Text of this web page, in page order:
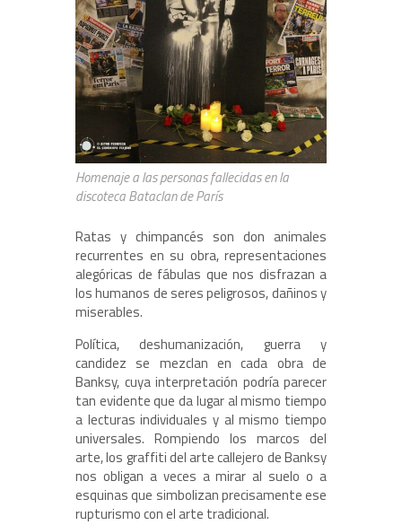
Homenaje a las personas fallecidas en la
discoteca Bataclan de París
Ratas y chimpancés son don animales
recurrentes en su obra, representaciones
alegóricas de fábulas que nos disfrazan a
los humanos de seres peligrosos, dañinos y
miserables.
Política, deshumanización, guerra y
candidez se mezclan en cada obra de
Banksy, cuya interpretación podría parecer
tan evidente que da lugar al mismo tiempo
a lecturas individuales y al mismo tiempo
universales. Rompiendo los marcos del
arte, los graffiti del arte callejero de Banksy
nos obligan a veces a mirar al suelo o a
esquinas que simbolizan precisamente ese
rupturismo con el arte tradicional.